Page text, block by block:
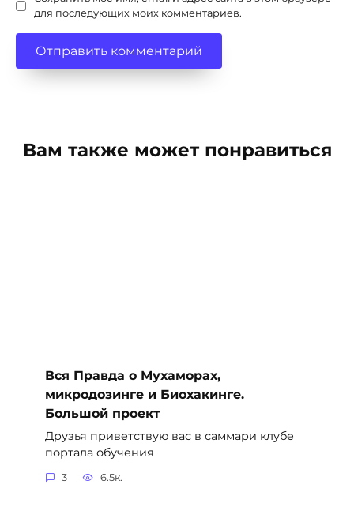
для последующих моих комментариев.
Вам также может понравиться
Вся Правда о Мухаморах,
микродозинге и Биохакинге.
Большой проект
Друзья приветствую вас в саммари клубе
портала обучения
3 6.5к.